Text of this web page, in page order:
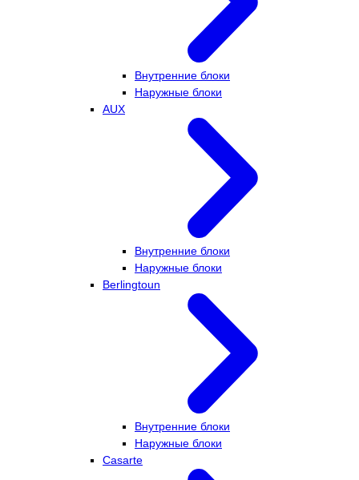
Внутренние блоки
Наружные блоки
AUX
Внутренние блоки
Наружные блоки
Berlingtoun
Внутренние блоки
Наружные блоки
Casarte